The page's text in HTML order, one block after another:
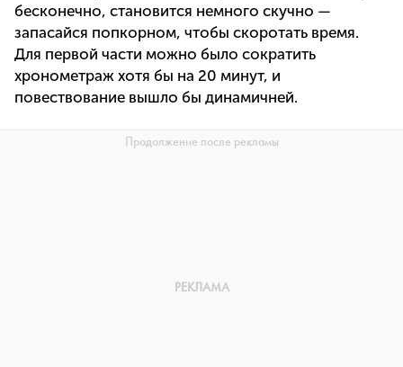
бесконечно, становится немного скучно —
запасайся попкорном, чтобы скоротать время.
Для первой части можно было сократить
хронометраж хотя бы на 20 минут, и
повествование вышло бы динамичней.